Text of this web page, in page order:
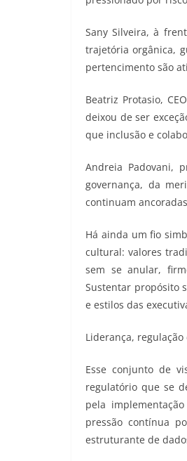
Sany Silveira, à
trajetória orgânica,
pertencimento são
Beatriz Protasio,
deixou de ser
que inclusão e
Andreia Padovani,
governança, da
continuam
Há ainda um fio
cultural: valores
sem se anular,
Sustentar propósito
e estilos das
Liderança, regulação
Esse conjunto de
regulatório que se
pela
pressão contínua
estruturante de